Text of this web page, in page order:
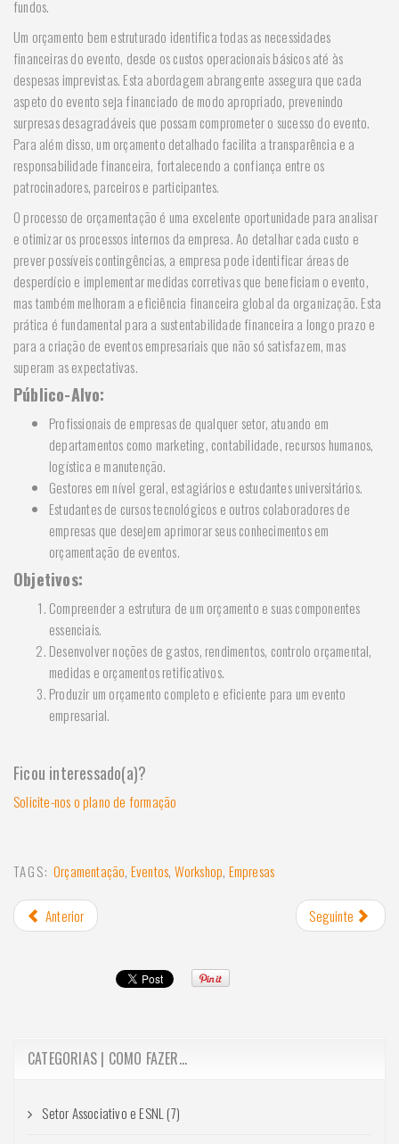
fundos.
Um orçamento bem estruturado identifica todas as necessidades
financeiras do evento, desde os custos operacionais básicos até às
despesas imprevistas. Esta abordagem abrangente assegura que cada
aspeto do evento seja financiado de modo apropriado, prevenindo
surpresas desagradáveis que possam comprometer o sucesso do evento.
Para além disso, um orçamento detalhado facilita a transparência e a
responsabilidade financeira, fortalecendo a confiança entre os
patrocinadores, parceiros e participantes.
O processo de orçamentação é uma excelente oportunidade para analisar
e otimizar os processos internos da empresa. Ao detalhar cada custo e
prever possíveis contingências, a empresa pode identificar áreas de
desperdício e implementar medidas corretivas que beneficiam o evento,
mas também melhoram a eficiência financeira global da organização. Esta
prática é fundamental para a sustentabilidade financeira a longo prazo e
para a criação de eventos empresariais que não só satisfazem, mas
superam as expectativas.
Público-Alvo:
Profissionais de empresas de qualquer setor, atuando em
departamentos como marketing, contabilidade, recursos humanos,
logística e manutenção.
Gestores em nível geral, estagiários e estudantes universitários.
Estudantes de cursos tecnológicos e outros colaboradores de
empresas que desejem aprimorar seus conhecimentos em
orçamentação de eventos.
Objetivos:
Compreender a estrutura de um orçamento e suas componentes
essenciais.
Desenvolver noções de gastos, rendimentos, controlo orçamental,
medidas e orçamentos retificativos.
Produzir um orçamento completo e eficiente para um evento
empresarial.
Ficou interessado(a)?
Solicite-nos o plano de formação
TAGS: Orçamentação, Eventos, Workshop, Empresas
Anterior Seguinte
CATEGORIAS | COMO FAZER...
Setor Associativo e ESNL (7)